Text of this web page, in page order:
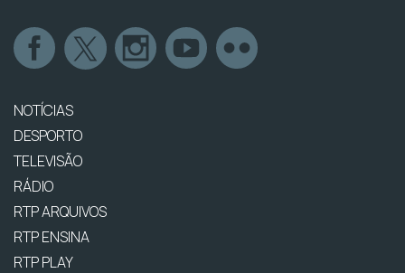
NOTÍCIAS
DESPORTO
TELEVISÃO
RÁDIO
RTP ARQUIVOS
RTP ENSINA
RTP PLAY